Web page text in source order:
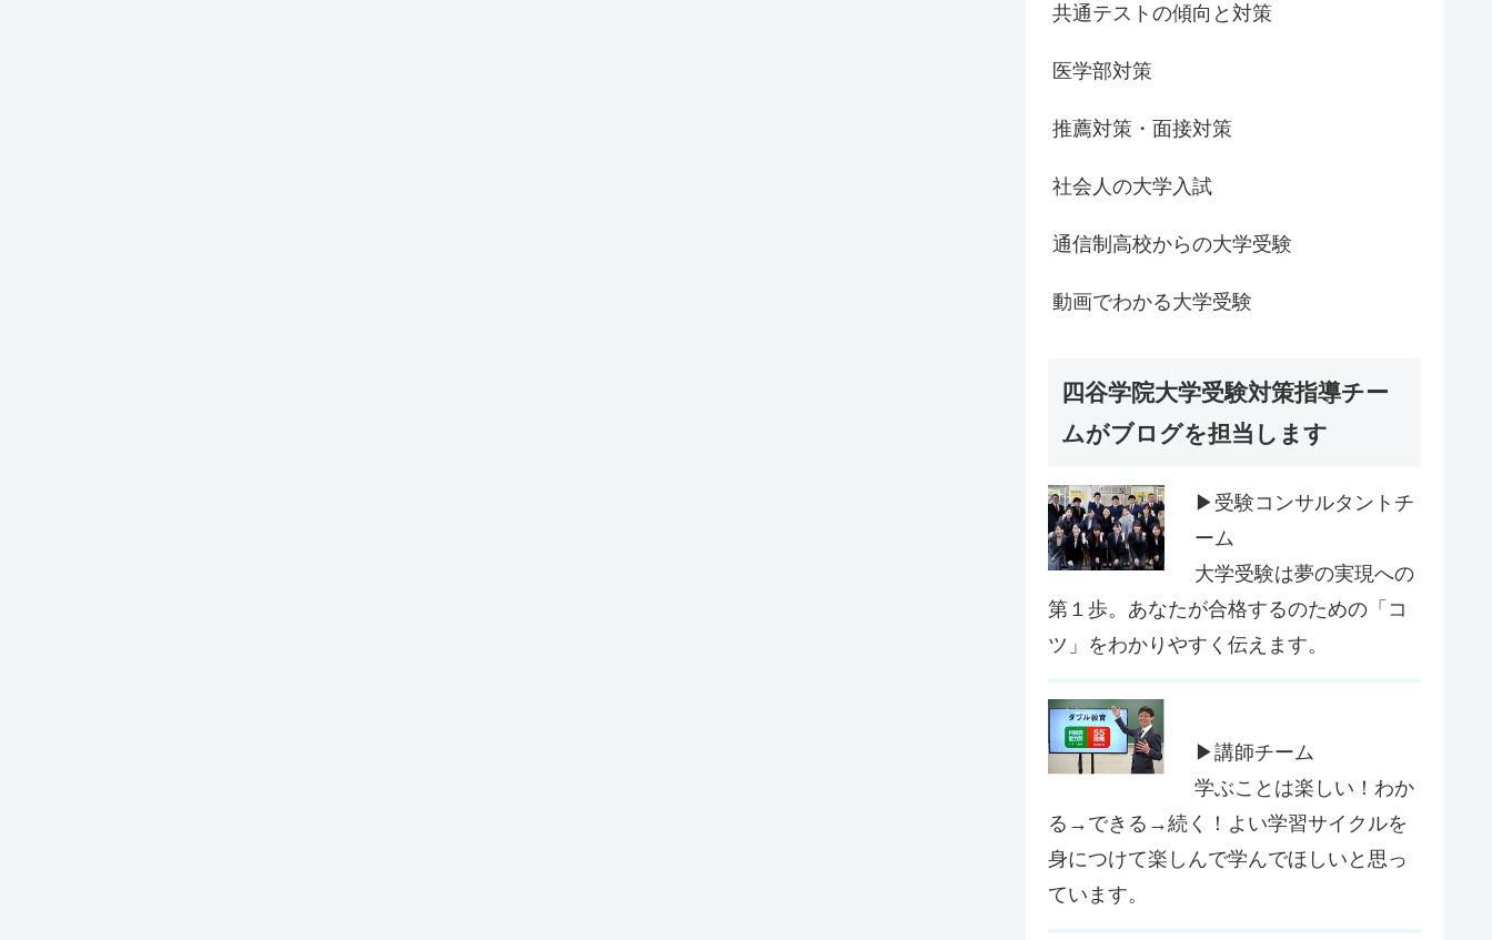
共通テストの傾向と対策
医学部対策
推薦対策・面接対策
社会人の大学入試
通信制高校からの大学受験
動画でわかる大学受験
四谷学院大学受験対策指導チー
ムがブログを担当します
▶受験コンサルタントチ
ーム
大学受験は夢の実現への
第１歩。あなたが合格するのための「コ
ツ」をわかりやすく伝えます。
▶講師チーム
学ぶことは楽しい！わか
る→できる→続く！よい学習サイクルを
身につけて楽しんで学んでほしいと思っ
ています。